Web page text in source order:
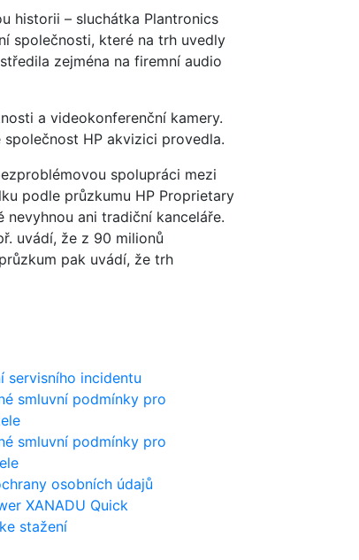
historii – sluchátka Plantronics
společnosti, které na trh uvedly
zejména na firemní audio
a videokonferenční kamery.
HP akvizici provedla.
spolupráci mezi
podle průzkumu HP Proprietary
ani tradiční kanceláře.
uvádí, že z 90 milionů
pak uvádí, že trh
servisního incidentu
smluvní podmínky pro
smluvní podmínky pro
osobních údajů
XANADU Quick
stažení